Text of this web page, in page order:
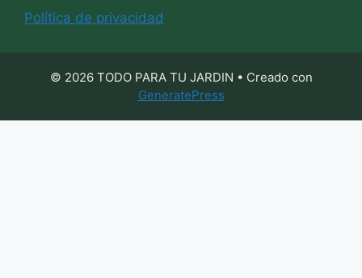
Política de privacidad
© 2026 TODO PARA TU JARDIN • Creado con
GeneratePress